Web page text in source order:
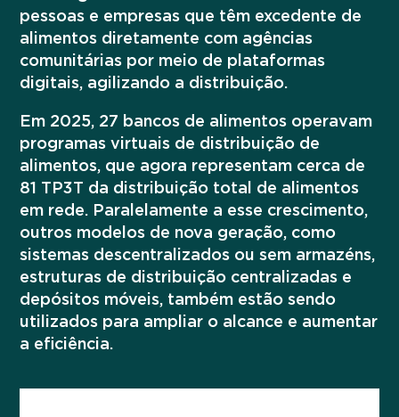
Em 2025... .
Junto,
Acelerador
Os bancos de
alimentos distribuíram coletivamente
3,9 milhões de quilos de alimentos e
produtos de mercearia — um aumento
de 401 mil e 3 mil quilos em relação ao
ano anterior, superando o restante da
rede.
Dois terços de
Acelerador
Os bancos
pessoas e empresas que têm excedente de
alimentos diretamente com agências
comunitárias por meio de plataformas
digitais, agilizando a distribuição.
Em 2025, 27 bancos de alimentos operavam
programas virtuais de distribuição de
alimentos, que agora representam cerca de
81 TP3T da distribuição total de alimentos
em rede. Paralelamente a esse crescimento,
outros modelos de nova geração, como
sistemas descentralizados ou sem armazéns,
estruturas de distribuição centralizadas e
depósitos móveis, também estão sendo
utilizados para ampliar o alcance e aumentar
a eficiência.